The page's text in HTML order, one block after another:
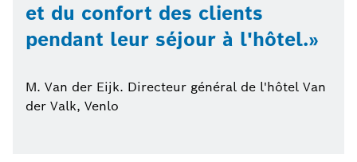
et du confort des clients
pendant leur séjour à l'hôtel.
M. Van der Eijk. Directeur général de l'hôtel Van
der Valk, Venlo